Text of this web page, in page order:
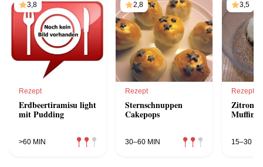
3,8
Rezept
Erdbeertiramisu light
mit Pudding
>60 MIN
2,8
Rezept
Sternschnuppen
Cakepops
30–60 MIN
3,5
Rezept
Muffins
15–30